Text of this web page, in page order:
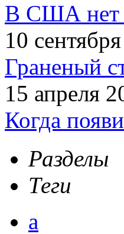
В США нет
10
Граненый
15 апреля
Когда
Разделы
Теги
а